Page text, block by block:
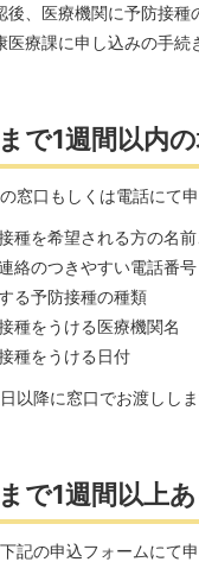
後、医療機関に予防接種
医療課に申し込みの手続
で1週間以内
窓口もしくは電話にて
種を希望される方の名
絡のつきやすい電話番号
る予防接種の種類
種をうける医療機関名
種をうける日付
以降に窓口でお渡ししま
で1週間以上
記の申込フォームにて